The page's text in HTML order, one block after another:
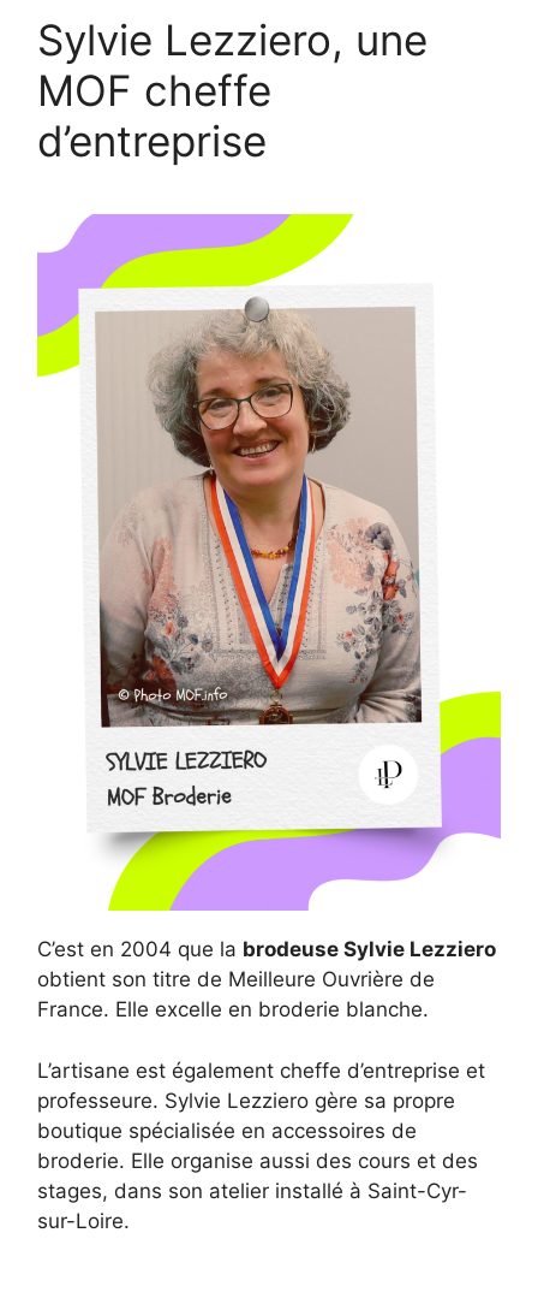
Sylvie Lezziero, une
MOF cheffe
d’entreprise
C’est en 2004 que la brodeuse Sylvie Lezziero
obtient son titre de Meilleure Ouvrière de
France. Elle excelle en broderie blanche.
L’artisane est également cheffe d’entreprise et
professeure. Sylvie Lezziero gère sa propre
boutique spécialisée en accessoires de
broderie. Elle organise aussi des cours et des
stages, dans son atelier installé à Saint-Cyr-
sur-Loire.